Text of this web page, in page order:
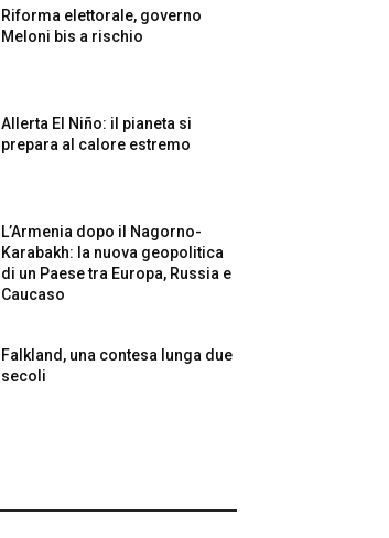
Riforma elettorale, governo
Meloni bis a rischio
Allerta El Niño: il pianeta si
prepara al calore estremo
L’Armenia dopo il Nagorno-
Karabakh: la nuova geopolitica
di un Paese tra Europa, Russia e
Caucaso
Falkland, una contesa lunga due
secoli